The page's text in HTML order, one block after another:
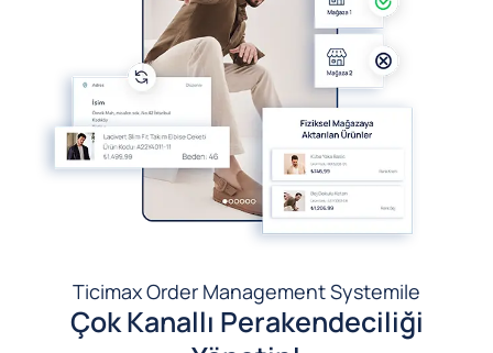
Ticimax Order Management Systemile
Çok Kanallı Perakendeciliği